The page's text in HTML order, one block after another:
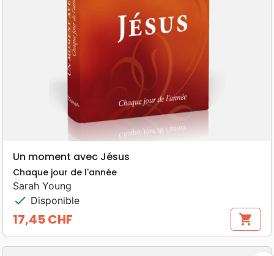
Un moment avec Jésus
Chaque jour de l'année
Sarah Young
check Disponible
Prix
17,45 CHF shopping_cart